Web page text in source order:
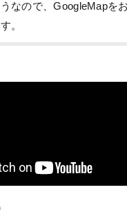
うなので、GoogleMapを
す。